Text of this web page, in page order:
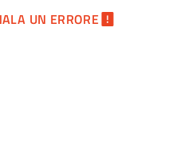
UN ERRORE